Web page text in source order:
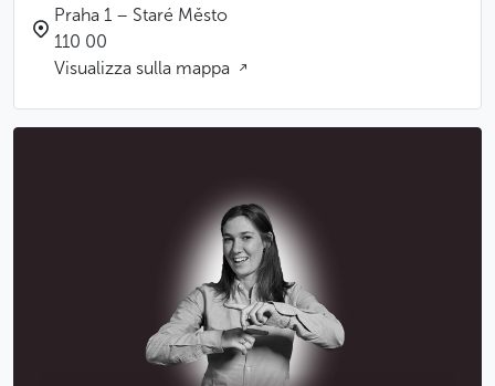
Praha 1 – Staré Město
110 00
Visualizza sulla mappa